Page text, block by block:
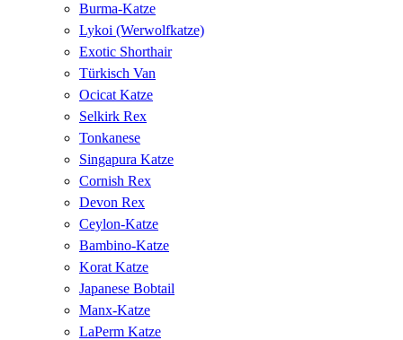
Burma-Katze
Lykoi (Werwolfkatze)
Exotic Shorthair
Türkisch Van
Ocicat Katze
Selkirk Rex
Tonkanese
Singapura Katze
Cornish Rex
Devon Rex
Ceylon-Katze
Bambino-Katze
Korat Katze
Japanese Bobtail
Manx-Katze
LaPerm Katze